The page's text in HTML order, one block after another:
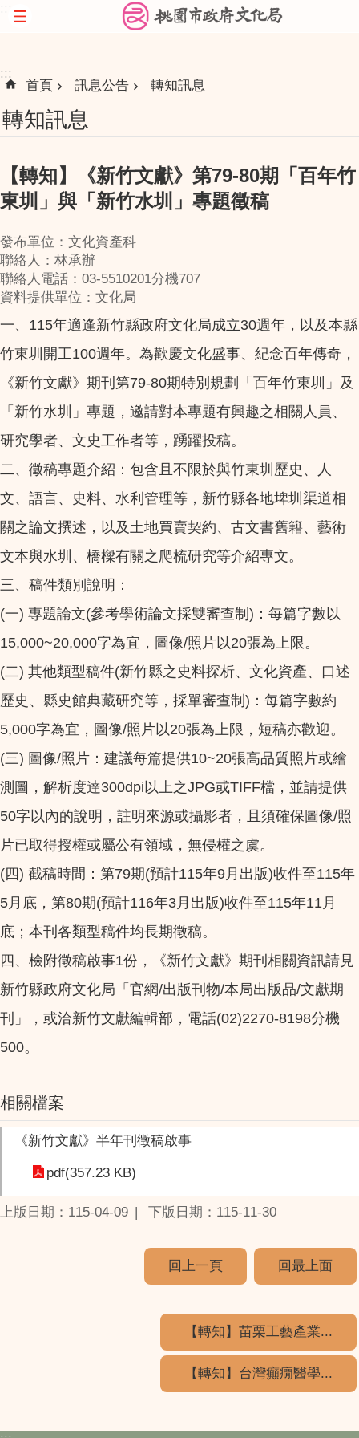
跳到主要內容區塊
:::
首頁 訊息公告 轉知訊息
轉知訊息
【轉知】《新竹文獻》第79-80期「百年竹
東圳」與「新竹水圳」專題徵稿
發布單位：文化資產科
聯絡人：林承辦
聯絡人電話：03-5510201分機707
資料提供單位：文化局
一、115年適逢新竹縣政府文化局成立30週年，以及本縣
竹東圳開工100週年。為歡慶文化盛事、紀念百年傳奇，
《新竹文獻》期刊第79-80期特別規劃「百年竹東圳」及
「新竹水圳」專題，邀請對本專題有興趣之相關人員、
研究學者、文史工作者等，踴躍投稿。
二、徵稿專題介紹：包含且不限於與竹東圳歷史、人
文、語言、史料、水利管理等，新竹縣各地埤圳渠道相
關之論文撰述，以及土地買賣契約、古文書舊籍、藝術
文本與水圳、橋樑有關之爬梳研究等介紹專文。
三、稿件類別說明：
(一) 專題論文(參考學術論文採雙審查制)：每篇字數以
15,000~20,000字為宜，圖像/照片以20張為上限。
(二) 其他類型稿件(新竹縣之史料探析、文化資產、口述
歷史、縣史館典藏研究等，採單審查制)：每篇字數約
5,000字為宜，圖像/照片以20張為上限，短稿亦歡迎。
(三) 圖像/照片：建議每篇提供10~20張高品質照片或繪
測圖，解析度達300dpi以上之JPG或TIFF檔，並請提供
50字以內的說明，註明來源或攝影者，且須確保圖像/照
片已取得授權或屬公有領域，無侵權之虞。
(四) 截稿時間：第79期(預計115年9月出版)收件至115年
5月底，第80期(預計116年3月出版)收件至115年11月
底；本刊各類型稿件均長期徵稿。
四、檢附徵稿啟事1份，《新竹文獻》期刊相關資訊請見
新竹縣政府文化局「官網/出版刊物/本局出版品/文獻期
刊」，或洽新竹文獻編輯部，電話(02)2270-8198分機
500。
相關檔案
《新竹文獻》半年刊徵稿啟事
pdf(357.23 KB)
上版日期：115-04-09 下版日期：115-11-30
回上一頁 回最上面
【轉知】苗栗工藝產業...
【轉知】台灣癲癇醫學...